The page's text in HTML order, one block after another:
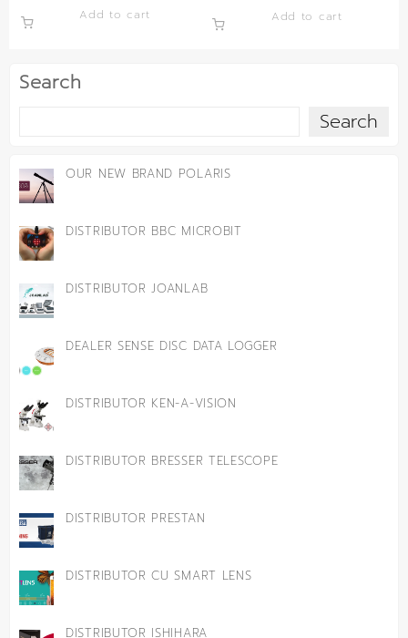
Search
Search
OUR NEW BRAND POLARIS
DISTRIBUTOR BBC MICROBIT
DISTRIBUTOR JOANLAB
DEALER SENSE DISC DATA LOGGER
DISTRIBUTOR KEN-A-VISION
DISTRIBUTOR BRESSER TELESCOPE
DISTRIBUTOR PRESTAN
DISTRIBUTOR CU SMART LENS
DISTRIBUTOR ISHIHARA
Add to cart Add to cart